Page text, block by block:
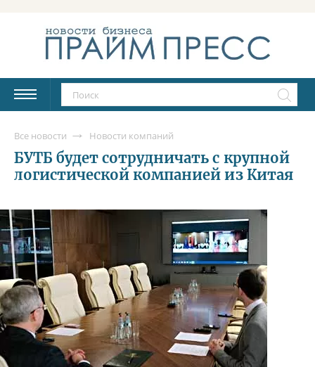
Все новости Новости компаний
БУТБ будет сотрудничать с крупной
логистической компанией из Китая